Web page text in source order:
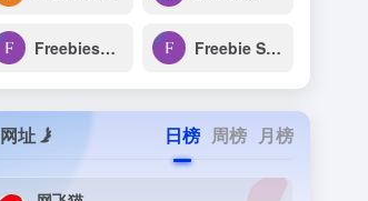
Freebiesbug Freebie Supply
网址 日榜 周榜 月榜